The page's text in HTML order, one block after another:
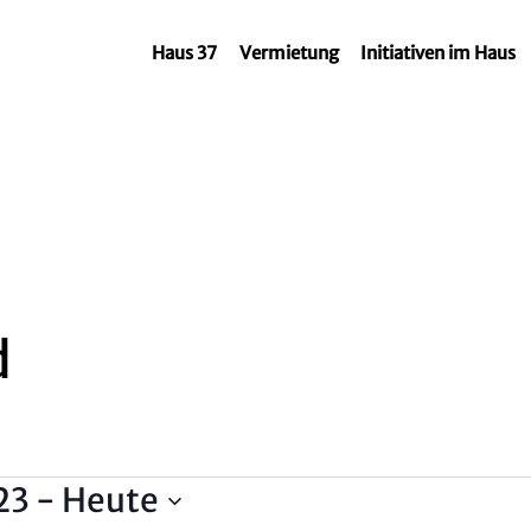
Haus 37 Vermietung Initiativen im Haus
- Heute